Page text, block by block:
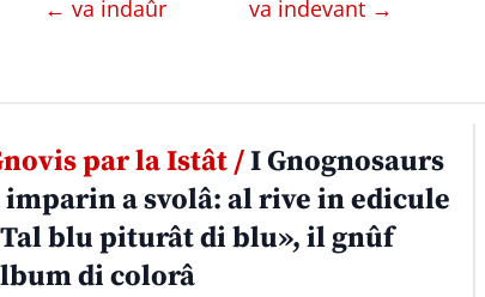
← va indaûr va indevant →
par la Istât /I Gnognosaurs
imparin a svolâ: al rive in edicule
blu piturât di blu», il gnûf
di colorâ